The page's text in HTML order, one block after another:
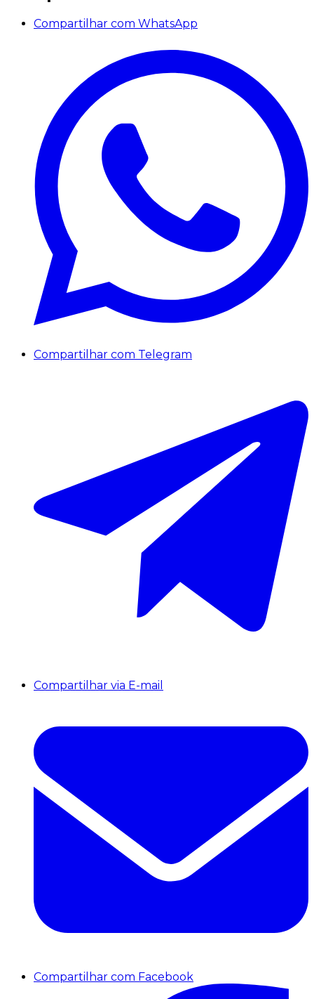
Compartilhar com WhatsApp
Compartilhar com Telegram
Compartilhar via E-mail
Compartilhar com Facebook